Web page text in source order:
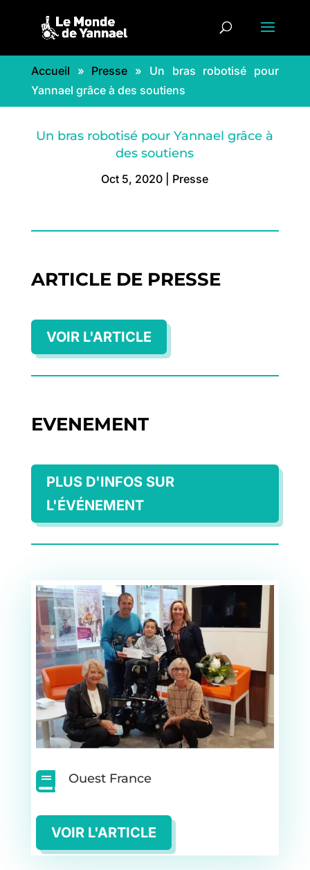
Accueil » Presse » Un bras robotisé pour
Yannael grâce à des soutiens
Un bras robotisé pour Yannael grâce à
des soutiens
Oct 5, 2020 Presse
ARTICLE DE PRESSE
VOIR L'ARTICLE
EVENEMENT
PLUS D'INFOS SUR
L'ÉVÉNEMENT
 Ouest France
VOIR L'ARTICLE